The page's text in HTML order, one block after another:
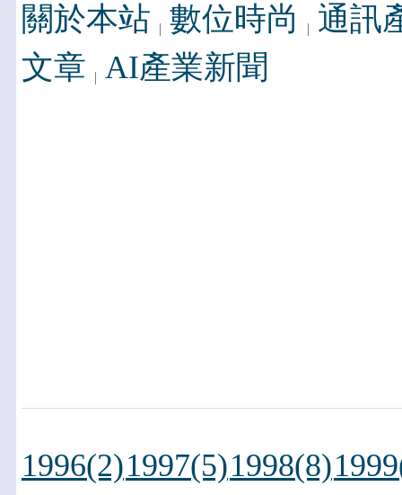
關於本站 數位時尚
通訊
文章 AI產業新聞
1996(2)1997(5)1998(8)